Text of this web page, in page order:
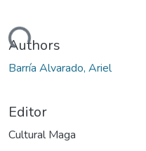
Authors
Barría Alvarado, Ariel
Editor
Cultural Maga